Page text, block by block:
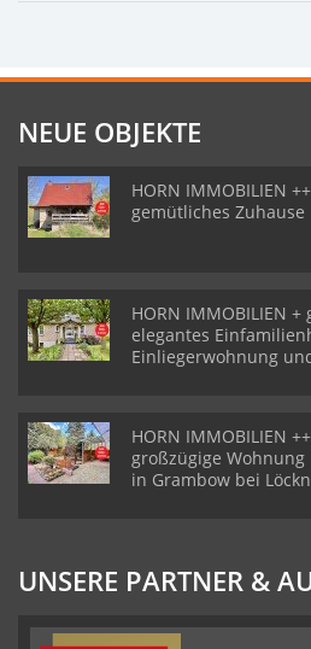
NEUE OBJEKTE
HORN IMMOBILIEN
gemütliches
HORN IMMOBILIEN
elegantes
Einliegerwohnung
HORN IMMOBILIEN
großzügige
in Grambow bei
UNSERE PARTNER &